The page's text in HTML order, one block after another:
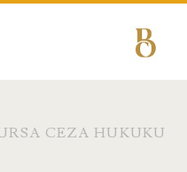
CEZA HUKUKU